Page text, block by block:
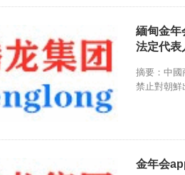
緬甸金年
法定代表
摘要：中國
禁止對朝鮮
金年会